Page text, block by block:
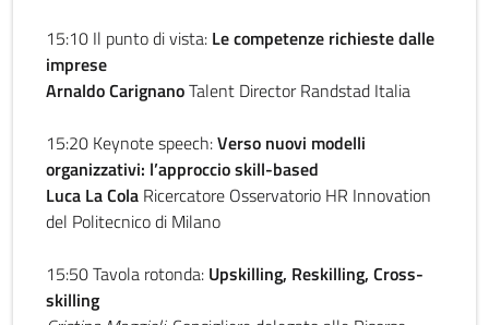
15:10 Il punto di vista: Le competenze richieste dalle
imprese
Arnaldo CarignanoTalent Director Randstad Italia
15:20 Keynote speech:Verso nuovi modelli
organizzativi: l’approccio skill-based
Luca La Cola Ricercatore Osservatorio HR Innovation
del Politecnico di Milano
15:50 Tavola rotonda: Upskilling, Reskilling, Cross-
skilling